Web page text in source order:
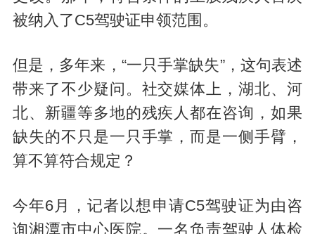
被纳入了C5驾驶证申领范围。
但是，多年来，“一只手掌缺失”，这句表述
带来了不少疑问。社交媒体上，湖北、河
北、新疆等多地的残疾人都在咨询，如果
缺失的不只是一只手掌，而是一侧手臂，
算不算符合规定？
今年6月，记者以想申请C5驾驶证为由咨
询湘潭市中心医院。一名负责驾驶人体检